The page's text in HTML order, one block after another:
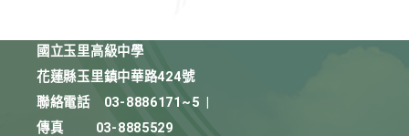
國立玉里高級中學
花蓮縣玉里鎮中華路424號
聯絡電話
03-8886171~5
傳真
03-8885529